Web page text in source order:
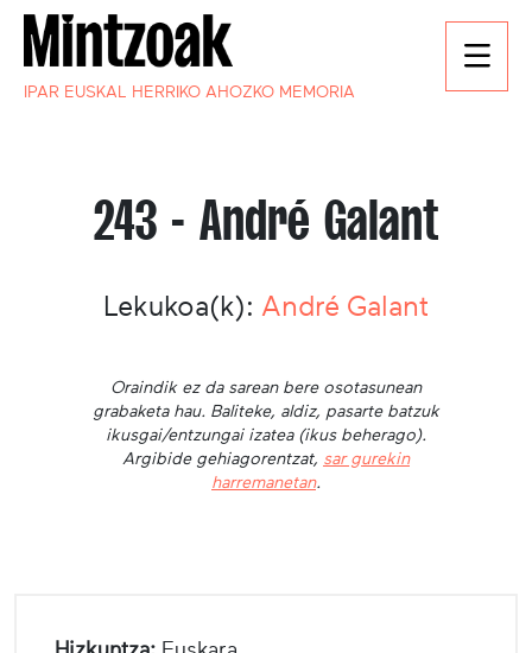
IPAR EUSKAL HERRIKO AHOZKO MEMORIA
243 - André Galant
Lekukoa(k): André Galant
Oraindik ez da sarean bere osotasunean
grabaketa hau. Baliteke, aldiz, pasarte batzuk
ikusgai/entzungai izatea (ikus beherago).
Argibide gehiagorentzat, sar gurekin
harremanetan.